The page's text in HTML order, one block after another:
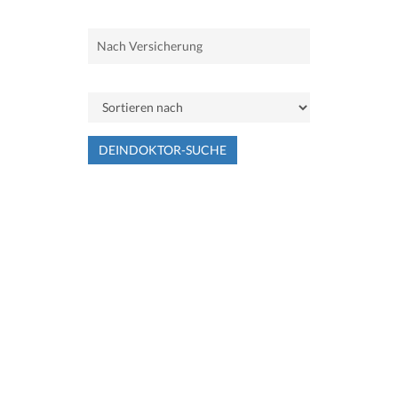
DEINDOKTOR-SUCHE